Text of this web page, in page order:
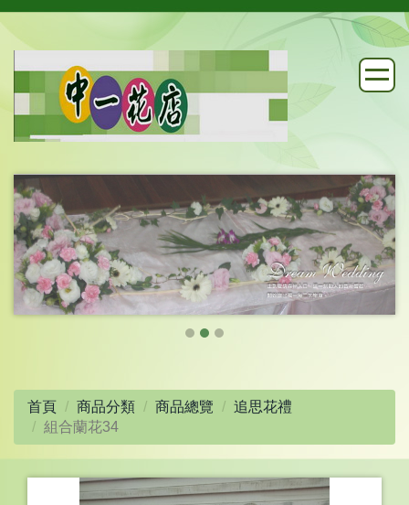
首頁 商品分類 商品總覽
追思花禮
組合蘭花34